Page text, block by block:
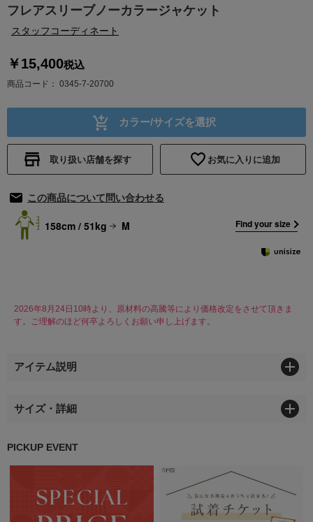
フレアスリーブノーカラージャケット
スタッフコーディネート
￥15,400税込
商品コード 0345-7-20700
カラー/サイズを選択
取り扱い店舗を探す お気に入りに追加
この商品について問い合わせる
158cm / 51kg M Find your size
2026年8月24日10時より、原材料の高騰等により価格改定をさせて頂きま
す。ご理解のほど何卒よろしくお願い申し上げます。
アイテム説明
サイズ・詳細
PICKUP EVENT